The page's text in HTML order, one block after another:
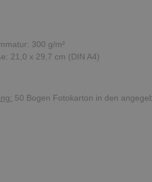
300 g/m²
21,0 x 29,7 cm (DIN A4)
50 Bogen Fotokarton in den